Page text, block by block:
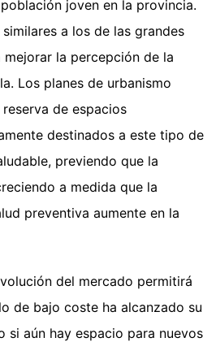
joven en la provincia.
a los de las grandes
la percepción de la
Los planes de urbanismo
de espacios
destinados a este tipo de
previendo que la
a medida que la
preventiva aumente en la
del mercado permitirá
de bajo coste ha alcanzado su
si aún hay espacio para nuevos